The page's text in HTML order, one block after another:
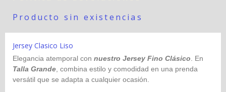
Producto sin existencias
Jersey Clasico Liso
Elegancia atemporal con nuestro Jersey Fino Clásico. En
Talla Grande, combina estilo y comodidad en una prenda
versátil que se adapta a cualquier ocasión.